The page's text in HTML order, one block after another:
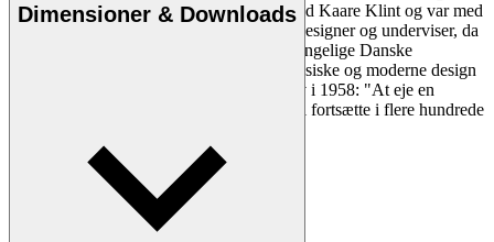
æstetik og funktionalitet. Han studerede ved Kaare Klint og var med
til at forme dansk møbeldesign både som designer og underviser, da
han overtog Klints professorat ved Det Kongelige Danske
Kunstakademi. Wanschers på én gang klassiske og moderne design
gjorde ham yderst populær. Politiken skrev i 1958: "At eje en
Wanscher stol er et dagligt eventyr, som vil fortsætte i flere hundrede
Læs mere om Ole Wanscher
Dimensioner & Downloads